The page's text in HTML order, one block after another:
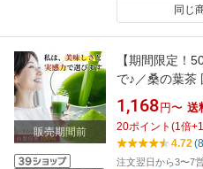
同じ
販売期間前
【期間限定！
で♪／桑の葉茶
限 糖質対策 中
の葉 桑茶 くわ
ン 妊婦 健康茶
1,168 円〜 送
20ポイント (1倍+1
4.72
注文翌日から3〜7